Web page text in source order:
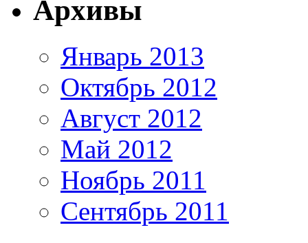
Архивы
Январь 2013
Октябрь 2012
Август 2012
Май 2012
Ноябрь 2011
Сентябрь 2011